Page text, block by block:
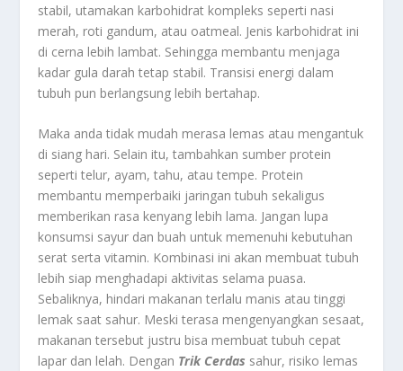
stabil, utamakan karbohidrat kompleks seperti nasi
merah, roti gandum, atau oatmeal. Jenis karbohidrat ini
di cerna lebih lambat. Sehingga membantu menjaga
kadar gula darah tetap stabil. Transisi energi dalam
tubuh pun berlangsung lebih bertahap.
Maka anda tidak mudah merasa lemas atau mengantuk
di siang hari. Selain itu, tambahkan sumber protein
seperti telur, ayam, tahu, atau tempe. Protein
membantu memperbaiki jaringan tubuh sekaligus
memberikan rasa kenyang lebih lama. Jangan lupa
konsumsi sayur dan buah untuk memenuhi kebutuhan
serat serta vitamin. Kombinasi ini akan membuat tubuh
lebih siap menghadapi aktivitas selama puasa.
Sebaliknya, hindari makanan terlalu manis atau tinggi
lemak saat sahur. Meski terasa mengenyangkan sesaat,
makanan tersebut justru bisa membuat tubuh cepat
lapar dan lelah. Dengan Trik Cerdas sahur, risiko lemas